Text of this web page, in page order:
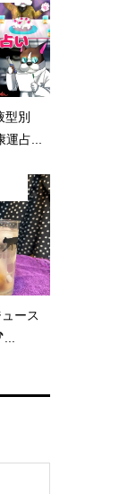
型別
占...
ース